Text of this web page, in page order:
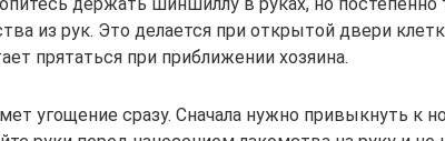
из рук. Это делается при открытой двери
прятаться при приближении хозяина.
угощение сразу. Сначала нужно привыкнуть к